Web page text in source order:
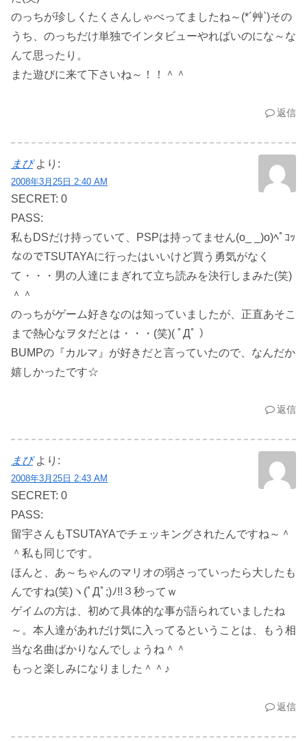
のっちが珍しくたくさんしゃべってましたね～(*´艸`)その
うち、のっちだけ単独でインタビューやればいのにな～な
んて思ったり。
また遊びに来て下さいね～！！＾＾
返信
まぴ より:
2008年3月25日 2:40 AM
SECRET: 0
PASS:
私もDSだけ持っていて、PSPは持ってません(o_ _)o)ﾍﾟｺｯ
なのでTSUTAYAに行ったはいいけど買う勇気がなく
て・・・男の人達にまぎれて立ち読みを決行しまみた(笑)
＾＾
のっちがゲーム好きなのは知っていましたが、正直あそこ
まで熱心なヲタだとは・・・(笑)( ﾟДﾟ ）
BUMPの『カルマ』が好きだと言っていたので、なんだか
嬉しかったです☆
返信
まぴ より:
2008年3月25日 2:43 AM
SECRET: 0
PASS:
留宇さんもTSUTAYAでチェッキングされたんですね～＾
＾私も同じです。
ほんと、あ～ちゃんのマリオの弱さっていったら大したも
んですね(笑)ヽ(ﾟДﾟ;)ﾉ!!３秒ってｗ
ゲイムの方は、初めて具体的な事が語られていましたね
～。本人達があれだけ気に入ってるということは、もう相
当な名曲ばかりなんでしょうね＾＾
もっと楽しみになりました＾＾♪
返信